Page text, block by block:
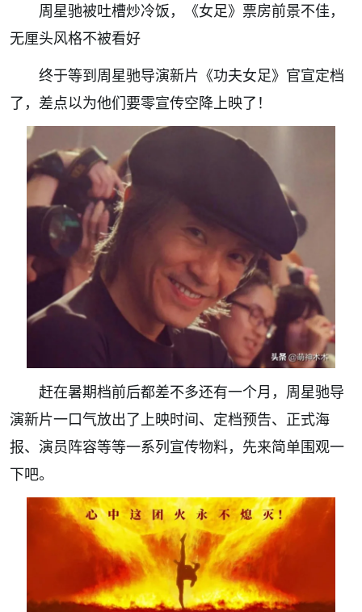
周星驰被吐槽炒冷饭，《女足》票房前景不佳，
无厘头风格不被看好
终于等到周星驰导演新片《功夫女足》官宣定档
了，差点以为他们要零宣传空降上映了！
赶在暑期档前后都差不多还有一个月，周星驰导
演新片一口气放出了上映时间、定档预告、正式海
报、演员阵容等等一系列宣传物料，先来简单围观一
下吧。